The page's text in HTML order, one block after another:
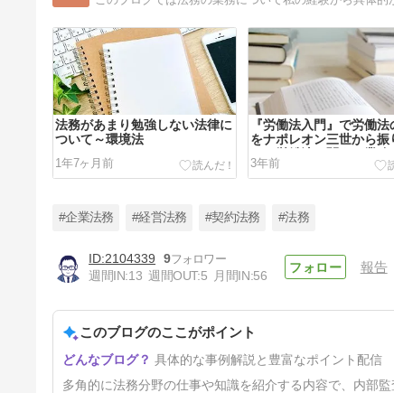
法務があまり勉強しない法律に
ついて～環境法
1年7ヶ月前
『労働法入門』で労働法
をナポレオン三世から振
り、労働法に関する業務
そう！
3年前
部監査を担当する場合の9ポイ
ントを担当経験のある元法務が
解説！
3年前
#企業法務 #経営法務 #契約法務 #法務
2104339
9
週間IN:13 週間OUT:5 月間IN:56
報告
このブログのここがポイント
具体的な事例解説と豊富なポイント配信
多角的に法務分野の仕事や知識を紹介する内容で、内部